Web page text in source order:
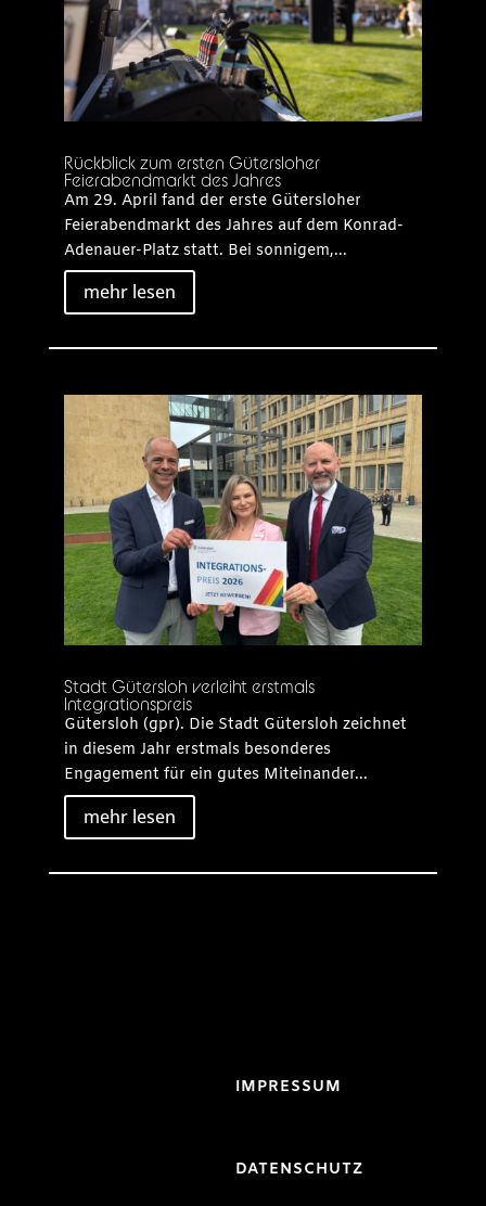
Rückblick zum ersten Gütersloher
Feierabendmarkt des Jahres
Am 29. April fand der erste Gütersloher
Feierabendmarkt des Jahres auf dem Konrad-
Adenauer-Platz statt. Bei sonnigem,...
mehr lesen
Stadt Gütersloh verleiht erstmals
Integrationspreis
Gütersloh (gpr). Die Stadt Gütersloh zeichnet
in diesem Jahr erstmals besonderes
Engagement für ein gutes Miteinander...
mehr lesen
IMPRESSUM
DATENSCHUTZ